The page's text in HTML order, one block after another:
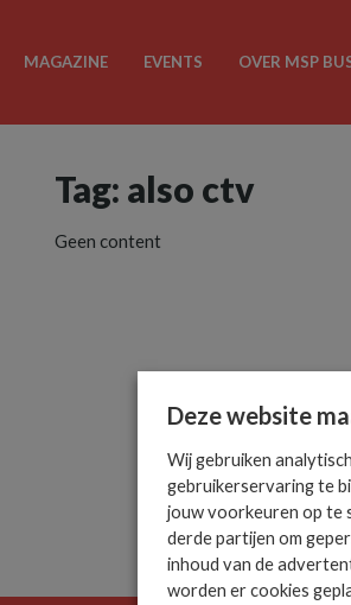
MAGAZINE EVENTS OVER MSP
Tag: also ctv
Geen content
Deze website
Wij gebruiken
gebruikerservaring te
jouw voorkeuren op te
derde partijen om
inhoud van de
worden er cookies